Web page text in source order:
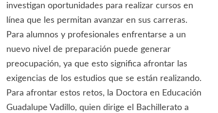
investigan oportunidades para realizar cursos en
línea que les permitan avanzar en sus carreras.
Para alumnos y profesionales enfrentarse a un
nuevo nivel de preparación puede generar
preocupación, ya que esto significa afrontar las
exigencias de los estudios que se están realizando.
Para afrontar estos retos, la Doctora en Educación
Guadalupe Vadillo, quien dirige el Bachillerato a